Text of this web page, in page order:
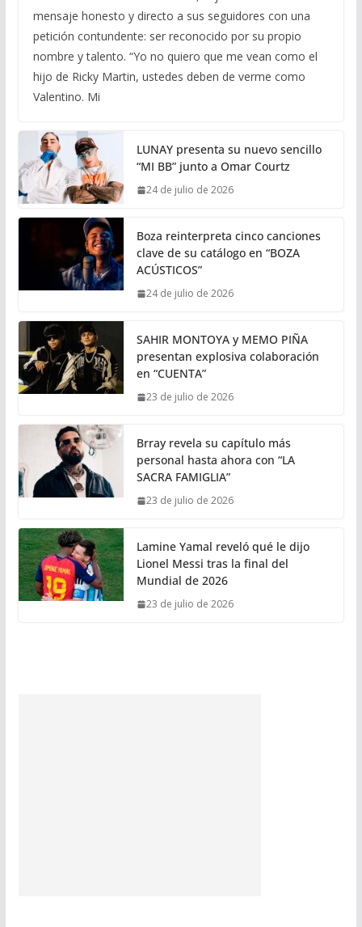
mensaje honesto y directo a sus seguidores con una
petición contundente: ser reconocido por su propio
nombre y talento. “Yo no quiero que me vean como el
hijo de Ricky Martin, ustedes deben de verme como
Valentino. Mi
LUNAY presenta su nuevo sencillo
“MI BB” junto a Omar Courtz
24 de julio de 2026
Boza reinterpreta cinco canciones
clave de su catálogo en “BOZA
ACÚSTICOS”
24 de julio de 2026
SAHIR MONTOYA y MEMO PIÑA
presentan explosiva colaboración
en “CUENTA”
23 de julio de 2026
Brray revela su capítulo más
personal hasta ahora con “LA
SACRA FAMIGLIA”
23 de julio de 2026
Lamine Yamal reveló qué le dijo
Lionel Messi tras la final del
Mundial de 2026
23 de julio de 2026